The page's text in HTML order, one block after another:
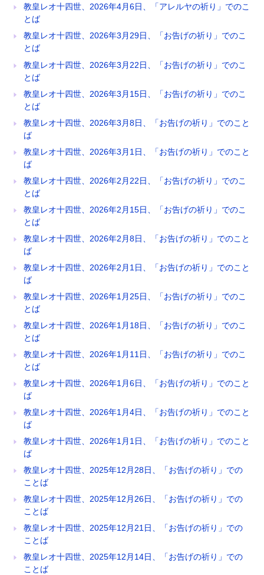
教皇レオ十四世、2026年4月6日、「アレルヤの祈り」でのこ
とば
教皇レオ十四世、2026年3月29日、「お告げの祈り」でのこ
とば
教皇レオ十四世、2026年3月22日、「お告げの祈り」でのこ
とば
教皇レオ十四世、2026年3月15日、「お告げの祈り」でのこ
とば
教皇レオ十四世、2026年3月8日、「お告げの祈り」でのこと
ば
教皇レオ十四世、2026年3月1日、「お告げの祈り」でのこと
ば
教皇レオ十四世、2026年2月22日、「お告げの祈り」でのこ
とば
教皇レオ十四世、2026年2月15日、「お告げの祈り」でのこ
とば
教皇レオ十四世、2026年2月8日、「お告げの祈り」でのこと
ば
教皇レオ十四世、2026年2月1日、「お告げの祈り」でのこと
ば
教皇レオ十四世、2026年1月25日、「お告げの祈り」でのこ
とば
教皇レオ十四世、2026年1月18日、「お告げの祈り」でのこ
とば
教皇レオ十四世、2026年1月11日、「お告げの祈り」でのこ
とば
教皇レオ十四世、2026年1月6日、「お告げの祈り」でのこと
ば
教皇レオ十四世、2026年1月4日、「お告げの祈り」でのこと
ば
教皇レオ十四世、2026年1月1日、「お告げの祈り」でのこと
ば
教皇レオ十四世、2025年12月28日、「お告げの祈り」での
ことば
教皇レオ十四世、2025年12月26日、「お告げの祈り」での
ことば
教皇レオ十四世、2025年12月21日、「お告げの祈り」での
ことば
教皇レオ十四世、2025年12月14日、「お告げの祈り」での
ことば